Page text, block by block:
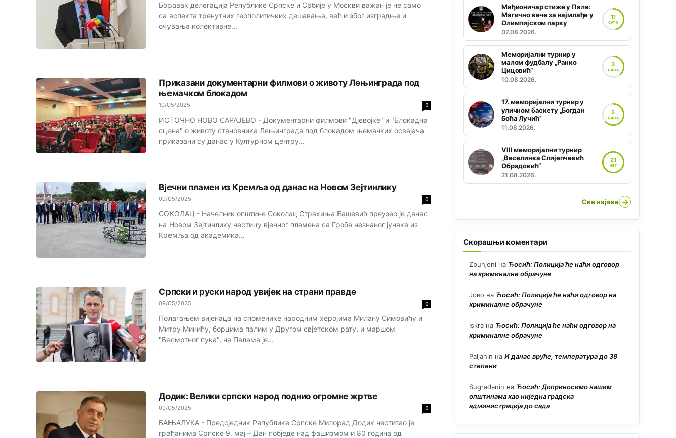
Боравaк делегација Републике Српске и Србије у Москви важан је не само
са аспекта тренутних геополитичких дешавања, већ и због изградње и
очувања колективне...
Приказани документарни филмови о животу Лењинграда под
њемачком блокадом
10/05/2025 0
ИСТОЧНО НОВО САРАЈЕВО - Документарни филмови "Дјевојке" и "Блокадна
сцена" о животу становника Лењинграда под блокадом њемачких освајача
приказани су данас у Културном центру...
Вјечни пламен из Кремља од данас на Новом Зејтинлику
09/05/2025 0
СОКОЛАЦ - Начелник општине Соколац Страхиња Башевић преузео је данас
на Новом Зејтинлику честицу вјечног пламена са Гроба незнаног јунака из
Кремља од академика...
Српски и руски народ увијек на страни правде
09/05/2025 0
Полагањем вијенаца на споменике народним херојима Милану Симовићу и
Митру Минићу, борцима палим у Другом свјетском рату, и маршом
"Бесмртног пука", на Палама је...
Додик: Велики српски народ поднио огромне жртве
09/05/2025 0
БАЊАЛУКА - Предсједник Републике Српске Милорад Додик честитао је
грађанима Српске 9. мај – Дан побједе над фашизмом и 80 година од
Мађионичар стиже у Пале:
Магично вече за најмлађе у
Олимпијском парку
07.08.2026.
11
САТИ
Меморијални турнир у
малом фудбалу „Ранко
Цицовић“
10.08.2026.
3
ДАНА
17. меморијални турнир у
уличном баскету „Богдан
Боћа Лучић“
11.08.2026.
5
ДАНА
VIII меморијални турнир
„Веселинка Слијепчевић
Обрадовић“
21.08.2026.
21
АВГ
Све најаве →
Скорашњи коментари
Zbunjeni на Ћосић: Полиција ће наћи одговор
на криминалне обрачуне
Јово на Ћосић: Полиција ће наћи одговор на
криминалне обрачуне
Iskra на Ћосић: Полиција ће наћи одговор на
криминалне обрачуне
Paljanin на И данас вруће, температура до 39
степени
Sugrađanin на Ћосић: Доприносимо нашим
општинама као ниједна градска
администрација до сада